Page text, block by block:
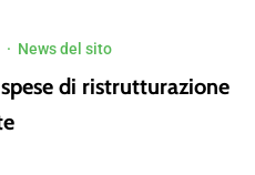
· News del sito
di ristrutturazione